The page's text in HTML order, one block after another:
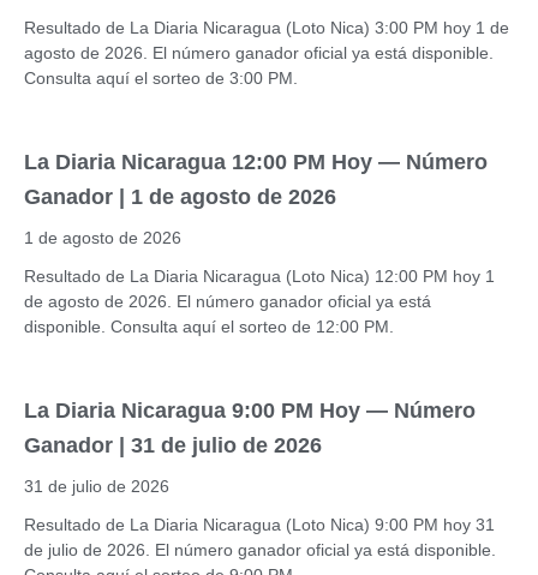
Resultado de La Diaria Nicaragua (Loto Nica) 3:00 PM hoy 1 de
agosto de 2026. El número ganador oficial ya está disponible.
Consulta aquí el sorteo de 3:00 PM.
La Diaria Nicaragua 12:00 PM Hoy — Número
Ganador | 1 de agosto de 2026
1 de agosto de 2026
Resultado de La Diaria Nicaragua (Loto Nica) 12:00 PM hoy 1
de agosto de 2026. El número ganador oficial ya está
disponible. Consulta aquí el sorteo de 12:00 PM.
La Diaria Nicaragua 9:00 PM Hoy — Número
Ganador | 31 de julio de 2026
31 de julio de 2026
Resultado de La Diaria Nicaragua (Loto Nica) 9:00 PM hoy 31
de julio de 2026. El número ganador oficial ya está disponible.